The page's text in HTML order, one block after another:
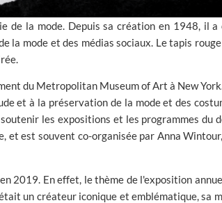
de la mode. Depuis sa création en 1948, il
la mode et des médias sociaux. Le tapis
du Metropolitan Museum of Art à New
et à la préservation de la mode et des
les expositions et les programmes du
et est souvent co-organisée par Anna
2019. En effet, le thème de l'exposition
un créateur iconique et emblématique, sa